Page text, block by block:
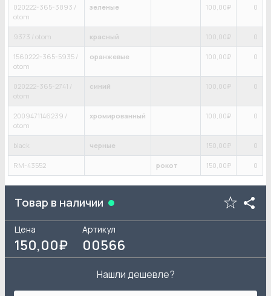
020222-365-3893 /
otom
зеленые 100 ,00₽ 0
9373 / otom красный 100 ,00₽ 0
1560222-365-5935 /
otom
оранжевые 100 ,00₽ 0
020222-365-2741 /
otom
синий 100 ,00₽ 0
2009471146239 /
otom
хромированный 100 ,00₽ 0
black черные 150 ,00₽ 0
RM-43552 рокот 150 ,00₽ 0
Товар в наличии
Цена
150,00₽
Артикул
00566
Нашли дешевле?